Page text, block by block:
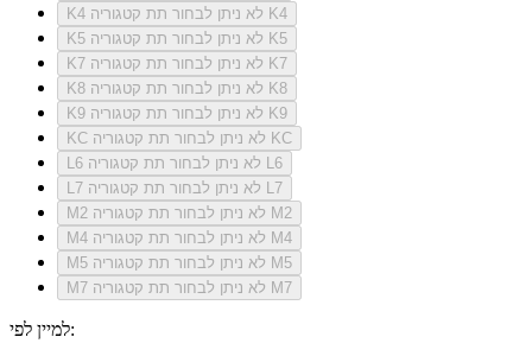
K4
לא ניתן לבחור תת קטגוריה K4
K5
לא ניתן לבחור תת קטגוריה K5
K7
לא ניתן לבחור תת קטגוריה K7
K8
לא ניתן לבחור תת קטגוריה K8
K9
לא ניתן לבחור תת קטגוריה K9
KC
לא ניתן לבחור תת קטגוריה KC
L6
לא ניתן לבחור תת קטגוריה L6
L7
לא ניתן לבחור תת קטגוריה L7
M2
לא ניתן לבחור תת קטגוריה M2
M4
לא ניתן לבחור תת קטגוריה M4
M5
לא ניתן לבחור תת קטגוריה M5
M7
לא ניתן לבחור תת קטגוריה M7
למיין לפי: